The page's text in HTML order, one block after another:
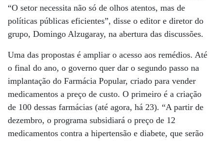
“O setor necessita não só de olhos atentos, mas de
políticas públicas eficientes”, disse o editor e diretor do
grupo, Domingo Alzugaray, na abertura das discussões.
Uma das propostas é ampliar o acesso aos remédios. Até
o final do ano, o governo quer dar o segundo passo na
implantação do Farmácia Popular, criado para vender
medicamentos a preço de custo. O primeiro é a criação
de 100 dessas farmácias (até agora, há 23). “A partir de
dezembro, o programa subsidiará o preço de 12
medicamentos contra a hipertensão e diabete, que serão